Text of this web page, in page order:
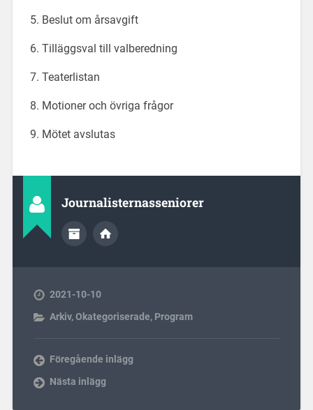
5. Beslut om årsavgift
6. Tilläggsval till valberedning
7. Teaterlistan
8. Motioner och övriga frågor
9. Mötet avslutas
Journalisternasseniorer
2021-10-10
Arkiv,Okategoriserade, Program
Föregående inlägg
Nästa inlägg